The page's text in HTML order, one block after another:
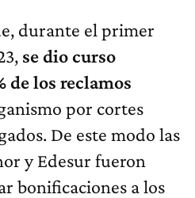
durante el primer
se dio curso
de los reclamos
por cortes
De este modo las
y Edesur fueron
bonificaciones a los